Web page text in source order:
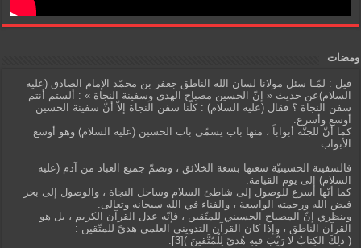
ومضات
قيل : لمّـا سئل مولانا لسان الله الناطق جعفر بن محمّد الإمام الصادق (عليه
السلام)عن حديث « إنّ الحسين مصباح الهدى وسفينة النجاة » : ألستم أنتم
سفن النجاة ؟ فقال (عليه السلام) : كلّنا سفن النجاة إلاّ أنّ سفينة الحسين
أوسع وأسرع.
كما أنّ للجنّة أبواباً ، منها باب يسمّى باب الحسين (عليه السلام) وهو أوسع
الأبواب.
فالسفينة الحسينيّة سعتها بسعة الخلائق ، وتضمّ جميع العباد من آدم (عليه
السلام) إلى يوم القيامة.
كما أنّها أسرع للوصول إلى شاطئ السلام وساحل النجاة ، والوصول إلى بحر
فيض الله ورحمته الواسعة ، والفناء في الله سبحانه وتعالى.
وبنظري إنّ المصباح الحسيني للمتّقين ، فإنّه عدل القرآن الكريم ، بل هو
القرآن الناطق ، وإذا كان القرآن التدويني العلمي هدىً للمتّقين :
( ذلِكَ الكِتابُ لا رَيْبَ فيهِ هُدىً لِلْمُتَّقينَ )[3].